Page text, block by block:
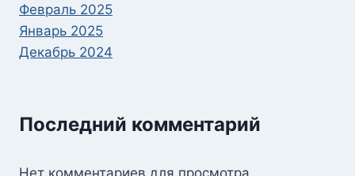
Февраль 2025
Январь 2025
Декабрь 2024
Последний комментарий
Нет комментариев для просмотра.